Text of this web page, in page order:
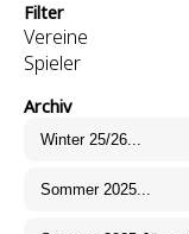
Filter
Vereine
Spieler
Archiv